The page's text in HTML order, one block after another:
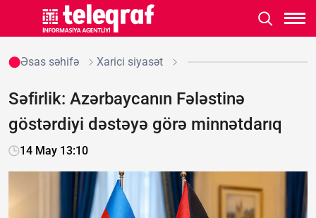
Əsas səhifə Xarici siyasət
Səfirlik: Azərbaycanın Fələstinə
göstərdiyi dəstəyə görə minnətdarıq
14 May 13:10